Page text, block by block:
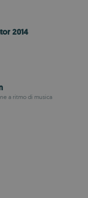
2014
a ritmo di musica